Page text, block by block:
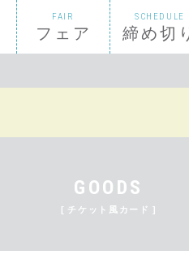
シンプル小説セット
FAIR
フェア
SCHEDULE
締め切
GOODS
チケット風カード